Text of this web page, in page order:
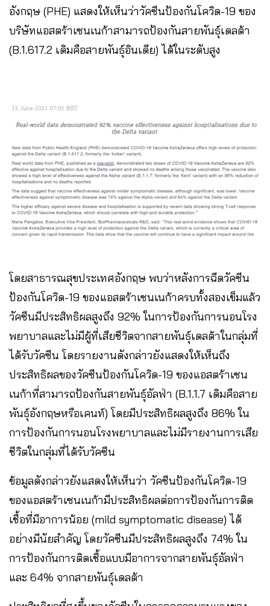
อังกฤษ (PHE) แสดงให้เห็นว่าวัคซีนป้องกันโควิด-19 ของ
บริษัทแอสตร้าเซนเนก้าสามารถป้องกันสายพันธุ์เดลต้า
(B.1.617.2 เดิมคือสายพันธุ์อินเดีย) ได้ในระดับสูง
โดยสาธารณสุขประเทศอังกฤษ พบว่าหลังการฉีดวัคซีน
ป้องกันโควิด-19 ของแอสตร้าเซนเนก้าครบทั้งสองเข็มแล้ว
วัคซีนมีประสิทธิผลสูงถึง 92% ในการป้องกันการนอนโรง
พยาบาลและไม่มีผู้ที่เสียชีวิตจากสายพันธุ์เดลต้าในกลุ่มที่
ได้รับวัคซีน โดยรายงานดังกล่าวยังแสดงให้เห็นถึง
ประสิทธิผลของวัคซีนป้องกันโควิด-19 ของแอสตร้าเซน
เนก้าที่สามารถป้องกันสายพันธุ์อัลฟ่า (B.1.1.7 เดิมคือสาย
พันธุ์อังกฤษหรือเคนท์) โดยมีประสิทธิผลสูงถึง 86% ใน
การป้องกันการนอนโรงพยาบาลและไม่มีรายงานการเสีย
ชีวิตในกลุ่มที่ได้รับวัคซีน
ข้อมูลดังกล่าวยังแสดงให้เห็นว่า วัคซีนป้องกันโควิด-19
ของแอสตร้าเซนเนก้ามีประสิทธิผลต่อการป้องกันการติด
เชื้อที่มีอาการน้อย (mild symptomatic disease) ได้
อย่างมีนัยสำคัญ โดยวัคซีนมีประสิทธิผลสูงถึง 74% ใน
การป้องกันการติดเชื้อแบบมีอาการจากสายพันธุ์อัลฟ่า
และ 64% จากสายพันธุ์เดลต้า